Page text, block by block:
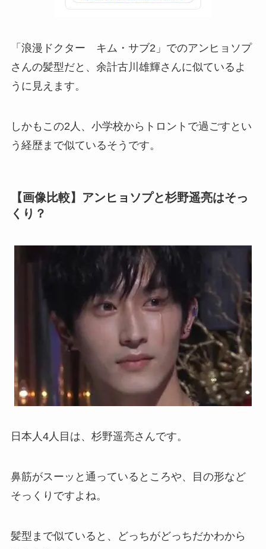
「浪漫ドクター キム・サブ2」でのアンヒョソプ
さんの髪型だと、余計古川雄輝さんに似ているよ
うに見えます。
しかもこの2人、小学校からトロントで過ごすとい
う経歴まで似ているそうです。
【画像比較】アンヒョソプと杉野遥亮はそっ
くり？
日本人4人目は、杉野遥亮さんです。
鼻筋がスーッと通っているところや、目の形など
そっくりですよね。
髪型まで似ていると、どっちがどっちだかわから